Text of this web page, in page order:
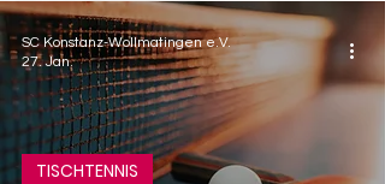
TISCHTENNIS
SC Konstanz-Wollmatingen e.V.
27. Jan.